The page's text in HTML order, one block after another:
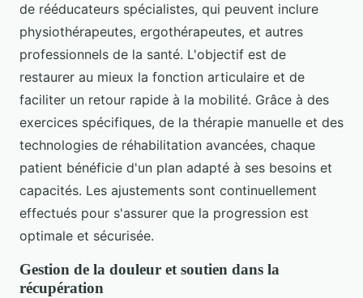
de rééducateurs spécialistes, qui peuvent inclure
physiothérapeutes, ergothérapeutes, et autres
professionnels de la santé. L'objectif est de
restaurer au mieux la fonction articulaire et de
faciliter un retour rapide à la mobilité. Grâce à des
exercices spécifiques, de la thérapie manuelle et des
technologies de réhabilitation avancées, chaque
patient bénéficie d'un plan adapté à ses besoins et
capacités. Les ajustements sont continuellement
effectués pour s'assurer que la progression est
optimale et sécurisée.
Gestion de la douleur et soutien dans la
récupération